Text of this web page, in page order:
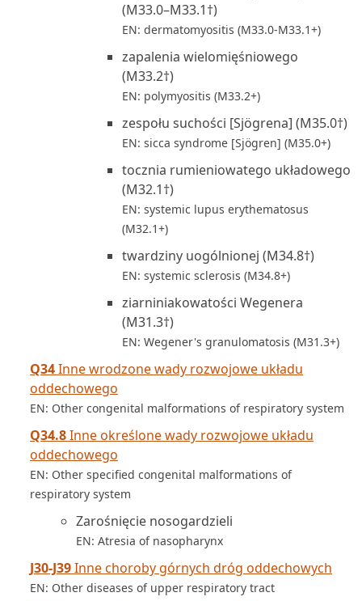
(M33.0–M33.1†)
EN: dermatomyositis (M33.0-M33.1+)
zapalenia wielomięśniowego
(M33.2†)
EN: polymyositis (M33.2+)
zespołu suchości [Sjögrena] (M35.0†)
EN: sicca syndrome [Sjögren] (M35.0+)
tocznia rumieniowatego układowego
(M32.1†)
EN: systemic lupus erythematosus
(M32.1+)
twardziny uogólnionej (M34.8†)
EN: systemic sclerosis (M34.8+)
ziarniniakowatości Wegenera
(M31.3†)
EN: Wegener's granulomatosis (M31.3+)
Q34Inne wrodzone wady rozwojowe układu
oddechowego
EN: Other congenital malformations of respiratory system
Q34.8Inne określone wady rozwojowe układu
oddechowego
EN: Other specified congenital malformations of
respiratory system
Zarośnięcie nosogardzieli
EN: Atresia of nasopharynx
J30-J39Inne choroby górnych dróg oddechowych
EN: Other diseases of upper respiratory tract